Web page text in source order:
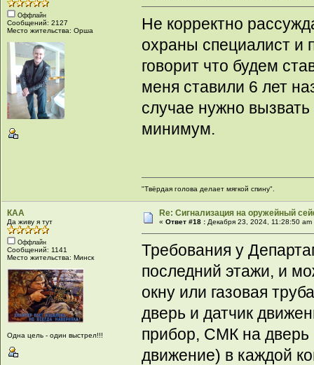
Оффлайн
Сообщений: 2127
Место жительства: Орша
Не корректно
охраны специалист и
говорит что будем
меня ставили 6 лет
случае нужно
минимум.
"Твёрдая голова делает мягкой спину".
КАА
Да живу я тут
Оффлайн
Сообщений: 1141
Место жительства: Минск
Одна цель - один выстрел!!!
Re: Сигнализация на оружейный
«Ответ #18 : Декабря 23, 2024, 11:28:50 am
Требования у
последний этажи, и
окну или газовая
дверь и датчик
прибор, СМК на дверь
движение) в каждой